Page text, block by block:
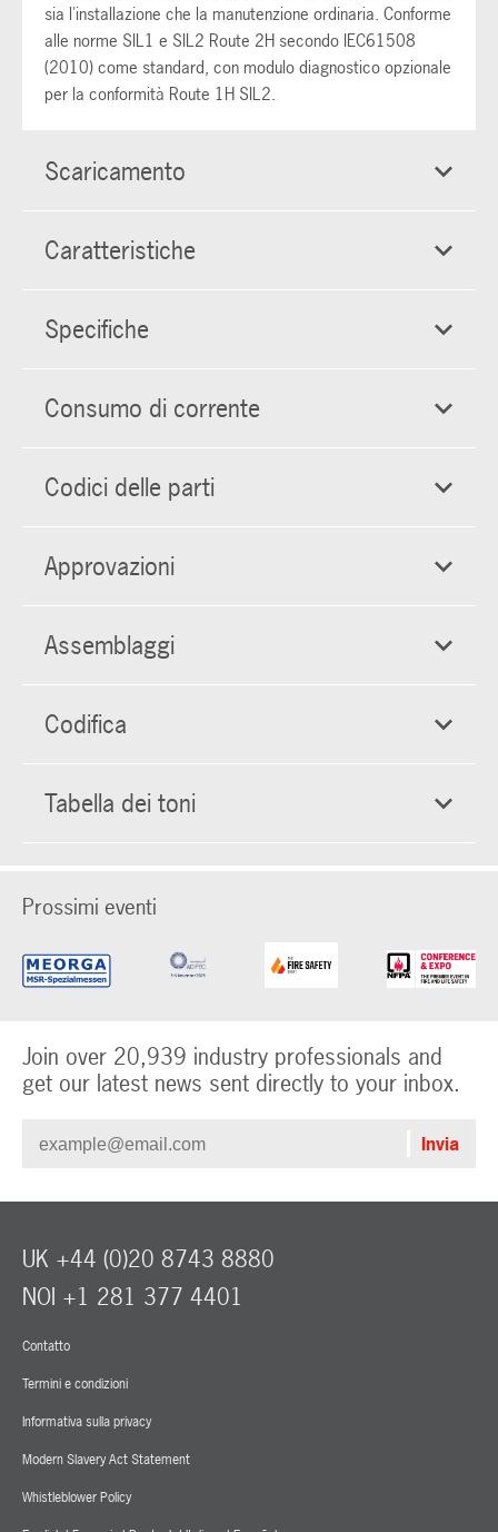
sia l'installazione che la manutenzione ordinaria. Conforme
alle norme SIL1 e SIL2 Route 2H secondo IEC61508
(2010) come standard, con modulo diagnostico opzionale
per la conformità Route 1H SIL2.
Scaricamento
Caratteristiche
Specifiche
Consumo di corrente
Codici delle parti
Approvazioni
Assemblaggi
Codifica
Tabella dei toni
Prossimi eventi
Join over 20,939 industry professionals and
get our latest news sent directly to your inbox.
Contatto
Termini e condizioni
Informativa sulla privacy
Modern Slavery Act Statement
Whistleblower Policy
UK +44 (0)20 8743 8880
NOI +1 281 377 4401